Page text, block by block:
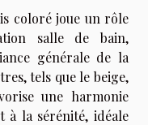
coloré joue un rôle
salle de bain,
générale de la
tels que le beige,
une harmonie
à la sérénité, idéale